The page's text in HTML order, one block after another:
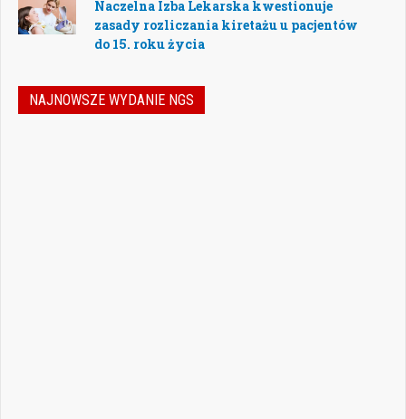
Naczelna Izba Lekarska kwestionuje
zasady rozliczania kiretażu u pacjentów
do 15. roku życia
NAJNOWSZE WYDANIE NGS